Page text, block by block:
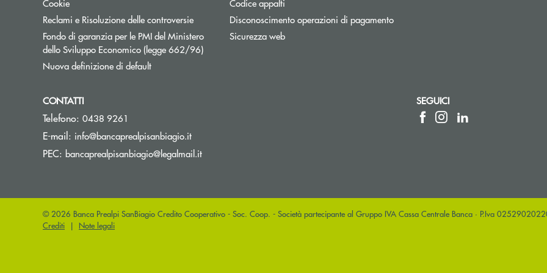
Cookie
Reclami e Risoluzione delle controversie
Fondo di garanzia per le PMI del Ministero
dello Sviluppo Economico (legge 662/96)Apre una nuova finestra
Nuova definizione di default
Codice appalti
Disconoscimento operazioni di pagamento
Sicurezza web
CONTATTI
Telefono: 0438 9261
E-mail: info@bancaprealpisanbiagio.it(si apre l’app di posta elettronica)
PEC: bancaprealpisanbiagio@legalmail.it(si apre l’app di posta elettronica)
SEGUICI
© 2026 Banca Prealpi SanBiagio Credito Cooperativo - Soc. Coop. - Società partecipante al Gruppo IVA Cassa Centrale Banca · P.Iva
Crediti | Note legali